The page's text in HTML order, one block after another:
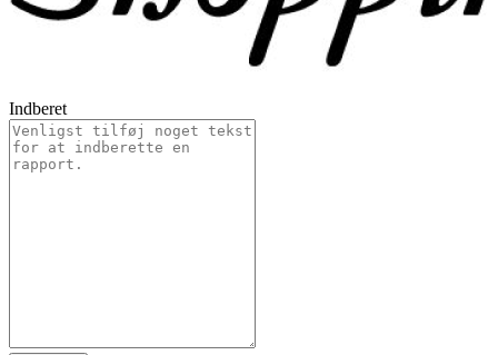
Indberet